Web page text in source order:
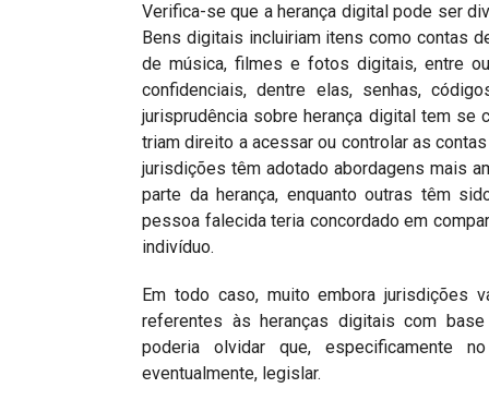
Verifica-se que a herança digital pode ser
Bens digitais incluiriam itens como contas
de música, filmes e fotos digitais, entre
confidenciais, dentre elas, senhas,
jurisprudência sobre herança digital tem
triam direito a acessar ou controlar as
jurisdições têm adotado abordagens mais
parte da herança, enquanto outras têm
pessoa falecida teria concordado em
indivíduo.
Em todo caso, muito embora jurisdições
referentes às heranças digitais com
poderia olvidar que, especificamente
eventualmente, legislar.